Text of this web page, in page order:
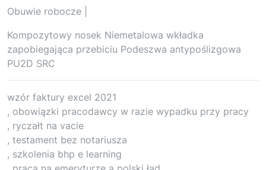
Obuwie robocze |
Kompozytowy nosek Niemetalowa wkładka
zapobiegająca przebiciu Podeszwa antypoślizgowa
PU2D SRC
wzór faktury excel 2021
, obowiązki pracodawcy w razie wypadku przy pracy
, ryczałt na vacie
, testament bez notariusza
, szkolenia bhp e learning